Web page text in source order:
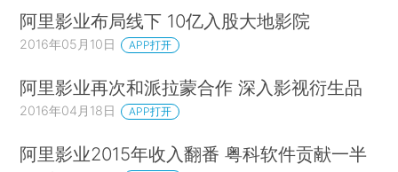
阿里影业布局线下 10亿入股大地影院
2016年05月10日 APP打开
阿里影业再次和派拉蒙合作 深入影视衍生品
2016年04月18日 APP打开
阿里影业2015年收入翻番 粤科软件贡献一半